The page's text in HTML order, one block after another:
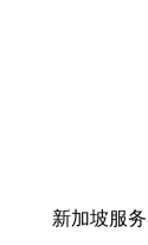
新加坡服